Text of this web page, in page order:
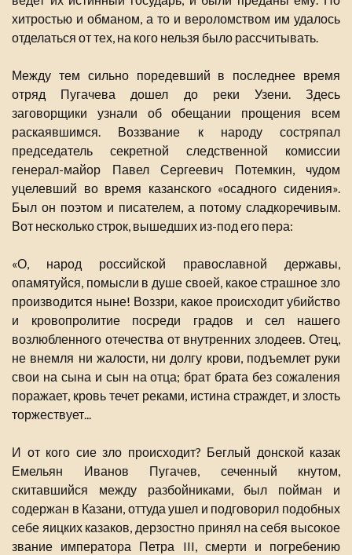
хитростью и обманом, а то и вероломством им удалось
отделаться от тех, на кого нельзя было рассчитывать.
Между тем сильно поредевший в последнее время
отряд Пугачева дошел до реки Узени. Здесь
заговорщики узнали об обещании прощения всем
раскаявшимся. Воззвание к народу состряпал
председатель секретной следственной комиссии
генерал-майор Павел Сергеевич Потемкин, чудом
уцелевший во время казанского «осадного сидения».
Был он поэтом и писателем, а потому сладкоречивым.
Вот несколько строк, вышедших из-под его пера:
«О, народ российской православной державы,
опамятуйся, помысли в душе своей, какое страшное зло
производится ныне! Воззри, какое происходит убийство
и кровопролитие посреди градов и сел нашего
возлюбленного отечества от внутренних злодеев. Отец,
не внемля ни жалости, ни долгу крови, подъемлет руки
свои на сына и сын на отца; брат брата без сожаления
поражает, кровь течет реками, истина страждет, и злость
торжествует...
И от кого сие зло происходит? Беглый донской казак
Емельян Иванов Пугачев, сеченный кнутом,
скитавшийся между разбойниками, был пойман и
содержан в Казани, оттуда ушел и подговорил подобных
себе яицких казаков, дерзостно принял на себя высокое
звание императора Петра III, смерти и погребению